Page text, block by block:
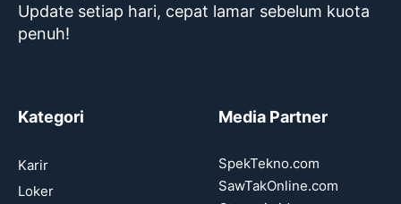
Update setiap hari, cepat lamar sebelum kuota
penuh!
Kategori
Karir
Loker
Media Partner
SpekTekno.com
SawTakOnline.com